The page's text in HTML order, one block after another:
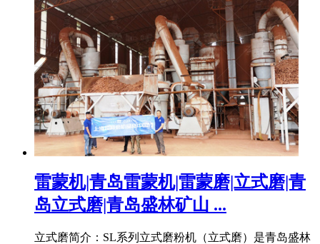
雷蒙机|青岛雷蒙机|雷蒙磨|立式磨|青
岛立式磨|青岛盛林矿山 ...
立式磨简介：SL系列立式磨粉机（立式磨）是青岛盛林